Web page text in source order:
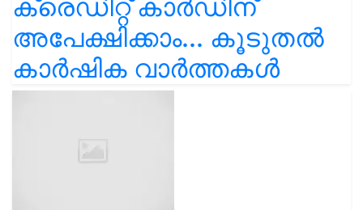
ക്രെഡിറ്റ് കാർഡിന്
അപേക്ഷിക്കാം... കൂടുതൽ
കാർഷിക വാർത്തകൾ